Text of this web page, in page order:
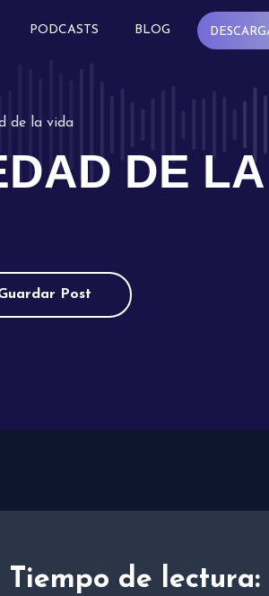
PODCASTS BLOG
de la vida
DE LA
Post
Tiempo de lectura: